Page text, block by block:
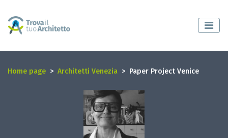
Home page Architetti Venezia Paper Project Venice